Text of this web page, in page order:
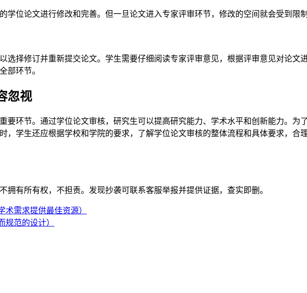
学位论文进行修改和完善。但一旦论文进入专家评审环节，修改的空间就会受到限
选择修订并重新提交论文。学生需要仔细阅读专家评审意见，根据评审意见对论
部环节。
忽视
要环节。通过学位论文审核，研究生可以提高研究能力、学术水平和创新能力。
，学生还应根据学校和学院的要求，了解学位论文审核的整体流程和具体要求，合
拥有所有权，不担责。发现抄袭可联系客服举报并提供证据，查实即删。
术需求提供最佳资源）
规范的设计）